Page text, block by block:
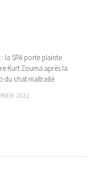
la SPA porte plainte
Kurt Zouma après la
du chat maltraité
2022